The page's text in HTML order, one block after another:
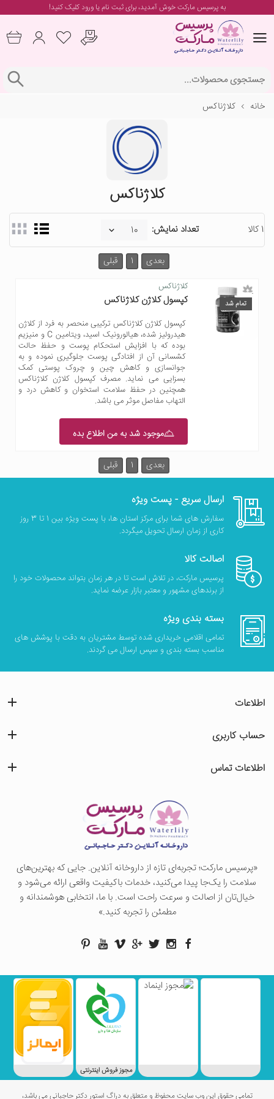
به پرسیس مارکت خوش آمدید، برایثبت نام یا ورودکلیک کنید!
خانه کلاژناکس
کلاژناکس
1 کالا تعداد نمایش:
قبلی 1 بعدی
تمام شد
کلاژناکس
کپسول کلاژن کلاژناکس
کپسول کلاژن کلاژناکس ترکیبی منحصر به فرد از کلاژن
هیدرولیز شده، هیالورونیک اسید، ویتامین C و منیزیم
بوده که با افزایش استحکام پوست و حفظ حالت
کشسانی آن از افتادگی پوست جلوگیری نموده و به
جوانسازی و کاهش چین و چروک پوستی کمک
بسزایی می نماید. مصرف کپسول کلاژن کلاژناکس
همچنین در حفظ سلامت استخوان و کاهش درد و
التهاب مفاصل موثر می باشد.
موجود شد به من اطلاع بده
قبلی 1 بعدی
ارسال سریع - پست ویژه
سفارش های شما برای مرکز استان ها، با پست ویژه بین 1 تا 3 روز
کاری از زمان ارسال تحویل میگردد.
اصالت کالا
پرسیس مارکت، در تلاش است تا در هر زمان بتواند محصولات خود را
از برندهای مشهور و معتبر بازار عرضه نماید.
بسته بندی ویژه
تمامی اقلامی خریداری شده توسط مشتریان به دقت با پوشش های
مناسب بسته بندی و سپس ارسال می گردند.
«پرسيس ماركت؛ تجربه‌ای تازه از داروخانه آنلاین. جایی که بهترین‌های
سلامت را یک‌جا پیدا می‌کنید، خدمات باکیفیت واقعی ارائه می‌شود و
خیال‌تان از اصالت و سرعت راحت است. با ما، انتخابی هوشمندانه و
مطمئن را تجربه کنید.»
اطلاعات
حساب کاربری
اطلاعات تماس
مجوز فروش اینترنتی
تمامی حقوق این وب سایت محفوظ و متعلق به دراگ استور دکتر حاجبانی می باشد،